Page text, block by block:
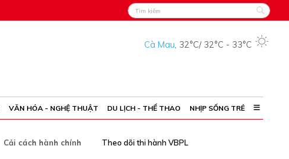
Cà Mau, 32°C/ 32°C - 33°C
VĂN HÓA - NGHỆ THUẬT DU LỊCH - THỂ THAO NHỊP SỐNG TRẺ
Cải cách hành chính Theo dõi thi hành VBPL